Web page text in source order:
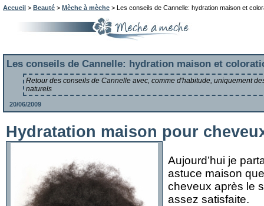
Accueil > Beauté > Mèche à mèche > Les conseils de Cannelle: hydration maison et
Les conseils de Cannelle: hydration maison et
Retour des conseils de Cannelle avec, comme d'habitude, uniquement
naturels
20/06/2009
Hydratation maison pour
Aujourd’hui je
astuce maison
cheveux après le
assez satisfaite.